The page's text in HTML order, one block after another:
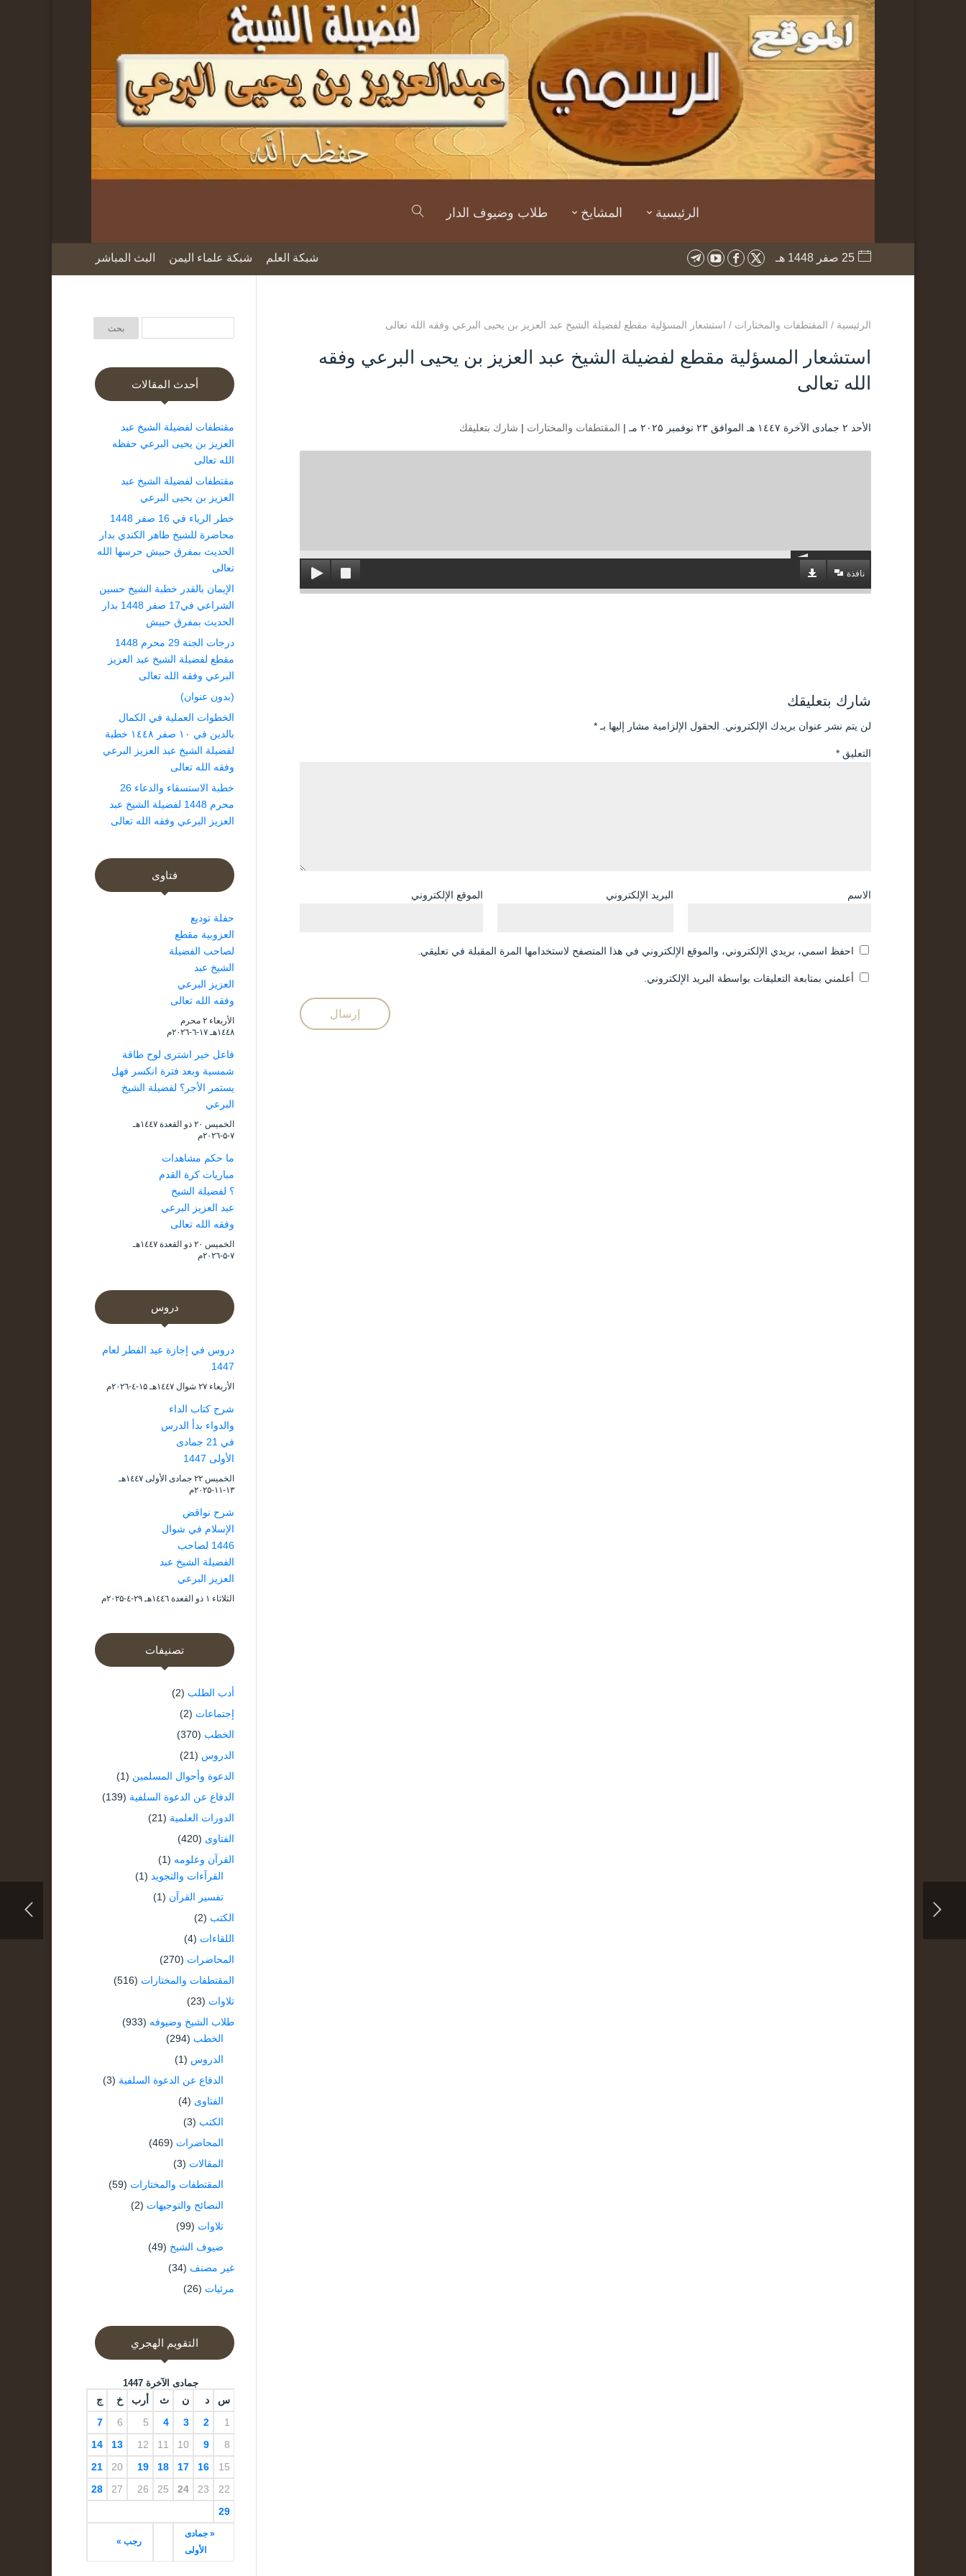
الرئيسية المشايخ طلاب وضيوف الدار
25 صفر 1448 هـ شبكة العلم شبكة علماء اليمن البث المباشر
الرئيسية / المقتطفات والمختارات / استشعار المسؤلية مقطع لفضيلة الشيخ عبد العزيز بن يحيى البرعي وفقه الله تعالى
استشعار المسؤلية مقطع لفضيلة الشيخ عبد العزيز بن يحيى البرعي وفقه
الله تعالى
الأحد ۲ جمادى الآخرة ۱٤٤۷ هـ الموافق ۲۳ نوفمبر ۲۰۲۵ مـ | المقتطفات والمختارات | شارك بتعليقك
نافذة
شارك بتعليقك
لن يتم نشر عنوان بريدك الإلكتروني. الحقول الإلزامية مشار إليها بـ *
التعليق *
الاسم البريد الإلكتروني الموقع الإلكتروني
احفظ اسمي، بريدي الإلكتروني، والموقع الإلكتروني في هذا المتصفح لاستخدامها المرة المقبلة في تعليقي.
أعلمني بمتابعة التعليقات بواسطة البريد الإلكتروني.
أحدث المقالات
مقتطفات لفضيلة الشيخ عبد
العزيز بن يحيى البرعي حفظه
الله تعالى
مقتطفات لفضيلة الشيخ عبد
العزيز بن يحيى البرعي
خطر الرياء في 16 صفر 1448
محاضرة للشيخ طاهر الكندي بدار
الحديث بمفرق حبيش حرسها الله
تعالى
الإيمان بالقدر خطبة الشيخ حسين
الشراعي في17 صفر 1448 بدار
الحديث بمفرق حبيش
درجات الجنة 29 محرم 1448
مقطع لفضيلة الشيخ عبد العزيز
البرعي وفقه الله تعالى
(بدون عنوان)
الخطوات العملية في الكمال
بالدين في ١٠ صفر ١٤٤٨ خطبة
لفضيلة الشيخ عبد العزيز البرعي
وفقه الله تعالى
خطبة الاستسقاء والدعاء 26
محرم 1448 لفضيلة الشيخ عبد
العزيز البرعي وفقه الله تعالى
فتاوى
حفلة توديع
العزوبية مقطع
لصاحب الفضيلة
الشيخ عبد
العزيز البرعي
وفقه الله تعالى
الأربعاء ۲ محرم
۱٤٤۸هـ ۱۷-٦-۲۰۲٦م
فاعل خير اشترى لوح طاقة
شمسية وبعد فترة انكسر فهل
يستمر الأجر؟ لفضيلة الشيخ
البرعي
الخميس ۲۰ ذو القعدة ۱٤٤۷هـ
۷-۵-۲۰۲٦م
ما حكم مشاهدات
مباريات كرة القدم
؟ لفضيلة الشيخ
عبد العزيز البرعي
وفقه الله تعالى
الخميس ۲۰ ذو القعدة ۱٤٤۷هـ
۷-۵-۲۰۲٦م
دروس
دروس في إجازة عيد الفطر لعام
1447
الأربعاء ۲۷ شوال ۱٤٤۷هـ ۱۵-٤-۲۰۲٦م
شرح كتاب الداء
والدواء بدأ الدرس
في 21 جمادى
الأولى 1447
الخميس ۲۲ جمادى الأولى ۱٤٤۷هـ
۱۳-۱۱-۲۰۲۵م
شرح نواقض
الإسلام في شوال
1446 لصاحب
الفضيلة الشيخ عبد
العزيز البرعي
الثلاثاء ۱ ذو القعدة ۱٤٤٦هـ ۲۹-٤-۲۰۲۵م
تصنيفات
أدب الطلب (2)
إجتماعات (2)
الخطب (370)
الدروس (21)
الدعوة وأحوال المسلمين (1)
الدفاع عن الدعوة السلفية (139)
الدورات العلمية (21)
الفتاوى (420)
القرآن وعلومه (1)
القرآءات والتجويد (1)
تفسير القرآن (1)
الكتب (2)
اللقاءات (4)
المحاضرات (270)
المقتطفات والمختارات (516)
تلاوات (23)
طلاب الشيخ وضيوفه (933)
الخطب (294)
الدروس (1)
الدفاع عن الدعوة السلفية (3)
الفتاوى (4)
الكتب (3)
المحاضرات (469)
المقالات (3)
المقتطفات والمختارات (59)
النصائح والتوجيهات (2)
تلاوات (99)
ضيوف الشيخ (49)
غير مصنف (34)
مرئيات (26)
التقويم الهجري
جمادى الآخرة 1447
س د ن ث أرب خ ج
« جمادى
الأولى
رجب »
1
2
3
4
5
6
7
8
9
10
11
12
13
14
15
16
17
18
19
20
21
22
23
24
25
26
27
28
29